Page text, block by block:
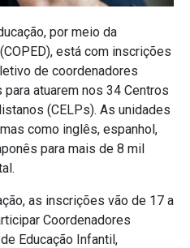
por meio da
está com inscrições
de coordenadores
atuarem nos 34 Centros
(CELPs). As unidades
como inglês, espanhol,
para mais de 8 mil
as inscrições vão de 17 a
Coordenadores
Educação Infantil,